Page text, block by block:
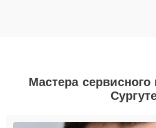
Мастера сервисного